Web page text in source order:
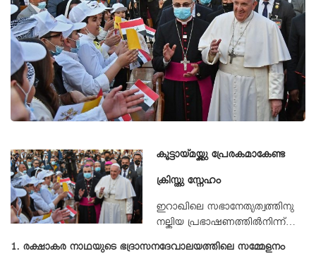
കൂട്ടായ്മയ്ക്കു പ്രേരകമാകേണ്ട
ക്രിസ്തു സ്നേഹം
ഇറാഖിലെ സഭാനേതൃത്വത്തിനു
നല്കിയ പ്രഭാഷണത്തിൽനിന്ന്…
1. രക്ഷാകര നാഥയുടെ ഭദ്രാസനദേവാലയത്തിലെ സമ്മേളനം